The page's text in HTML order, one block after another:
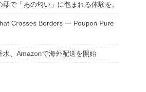
で「あの匂い」に包まれる体験を。
Crosses Borders — Poupon Pure
水、Amazonで海外配送を開始